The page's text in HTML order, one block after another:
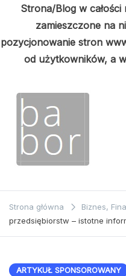
Strona/Blog w
zamieszczone na
pozycjonowanie stron
od użytkowników, a
treści
Babor
Strona główna Biznes,
przedsiębiorstw – istotne
ARTYKUŁ SPONSOROWANY